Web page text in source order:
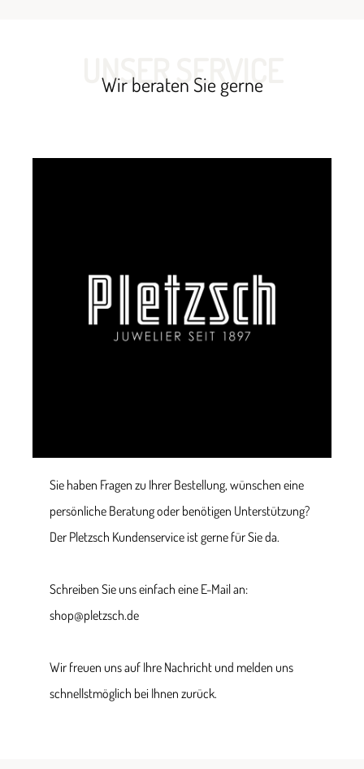
UNSER SERVICE
Wir beraten Sie gerne
Sie haben Fragen zu Ihrer Bestellung, wünschen eine
persönliche Beratung oder benötigen Unterstützung?
Der Pletzsch Kundenservice ist gerne für Sie da.
Schreiben Sie uns einfach eine E-Mail an:
shop@pletzsch.de
Wir freuen uns auf Ihre Nachricht und melden uns
schnellstmöglich bei Ihnen zurück.